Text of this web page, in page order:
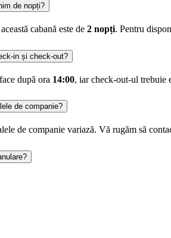
de nopți?
cabană este de 2 nopți. Pentru
in și check-out?
după ora 14:00, iar check-out-ul trebuie
de companie?
de companie variază. Vă rugăm să